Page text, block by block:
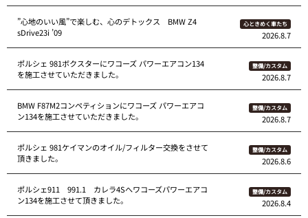
”心地のいい風”で楽しむ、心のデトックス BMW Z4
sDrive23i ’09
心ときめく車たち
2026.8.7
ポルシェ 981ボクスターにワコーズ パワーエアコン134
を施工させていただきました。
整備/カスタム
2026.8.7
BMW F87M2コンペティションにワコーズ パワーエアコ
ン134を施工させていただきました。
整備/カスタム
2026.8.7
ポルシェ 981ケイマンのオイル/フィルター交換をさせて
頂きました。
整備/カスタム
2026.8.6
ポルシェ911 991.1 カレラ4Sへワコーズパワーエアコ
ン134を施工させて頂きました。
整備/カスタム
2026.8.4